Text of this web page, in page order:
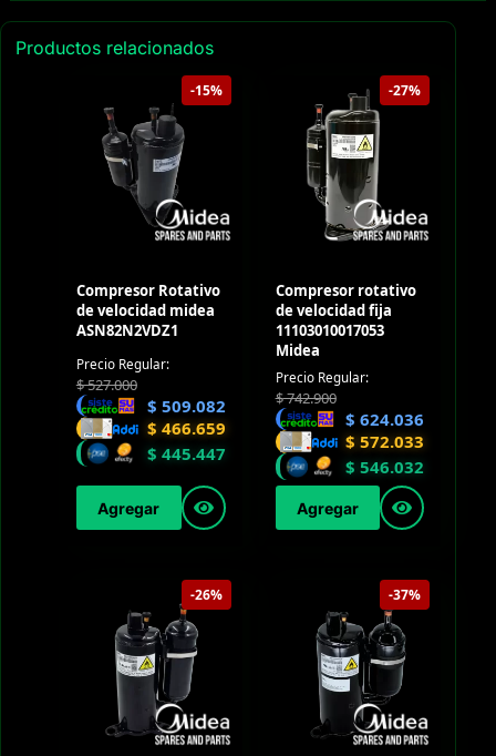
Productos relacionados
-15%
Compresor Rotativo
de velocidad midea
ASN82N2VDZ1
Precio Regular:
$527.000
$ 509.082
$ 466.659
$ 445.447
Agregar
-27%
Compresor rotativo
de velocidad fija
11103010017053
Midea
Precio Regular:
$742.900
$ 624.036
$ 572.033
$ 546.032
Agregar
-26% -37%